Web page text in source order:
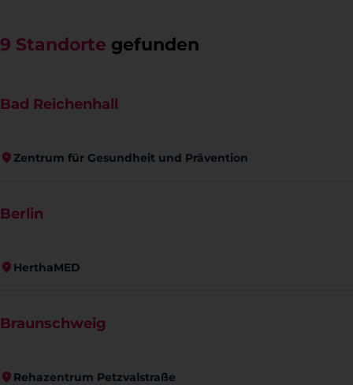
9 Standorte gefunden
Bad Reichenhall
Zentrum für Gesundheit und Prävention
Berlin
HerthaMED
Braunschweig
Rehazentrum Petzvalstraße